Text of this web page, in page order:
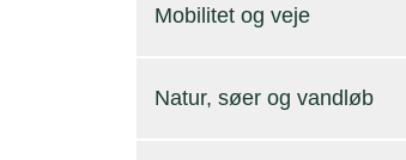
Mobilitet og veje
Natur, søer og vandløb